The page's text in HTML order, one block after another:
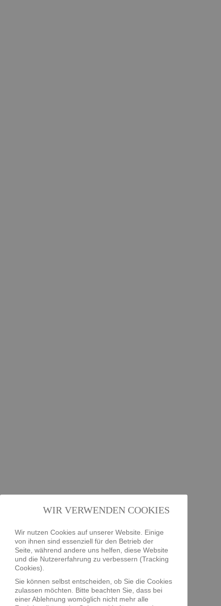
WIR VERWENDEN COOKIES
Wir nutzen Cookies auf unserer Website. Einige
von ihnen sind essenziell für den Betrieb der
Seite, während andere uns helfen, diese Website
und die Nutzererfahrung zu verbessern (Tracking
Cookies).
Sie können selbst entscheiden, ob Sie die Cookies
zulassen möchten. Bitte beachten Sie, dass bei
einer Ablehnung womöglich nicht mehr alle